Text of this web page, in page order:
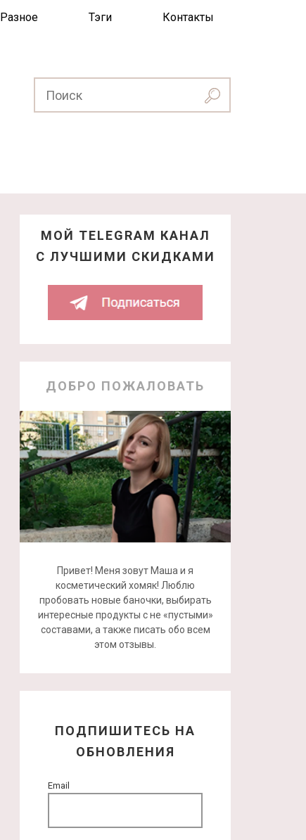
Разное Тэги Контакты
МОЙ TELEGRAM КАНАЛ
С ЛУЧШИМИ СКИДКАМИ
ДОБРО ПОЖАЛОВАТЬ
Привет! Меня зовут Маша и я
косметический хомяк! Люблю
пробовать новые баночки, выбирать
интересные продукты с не «пустыми»
составами, а также писать обо всем
этом отзывы.
ПОДПИШИТЕСЬ НА
ОБНОВЛЕНИЯ
Email